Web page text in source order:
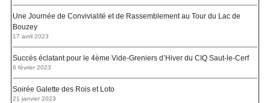
Une Journée de Convivialité et de Rassemblement au Tour du Lac de
Bouzey
17 avril 2023
Succès éclatant pour le 4ème Vide-Greniers d’Hiver du CIQ Saut-le-Cerf
6 février 2023
Soirée Galette des Rois et Loto
21 janvier 2023